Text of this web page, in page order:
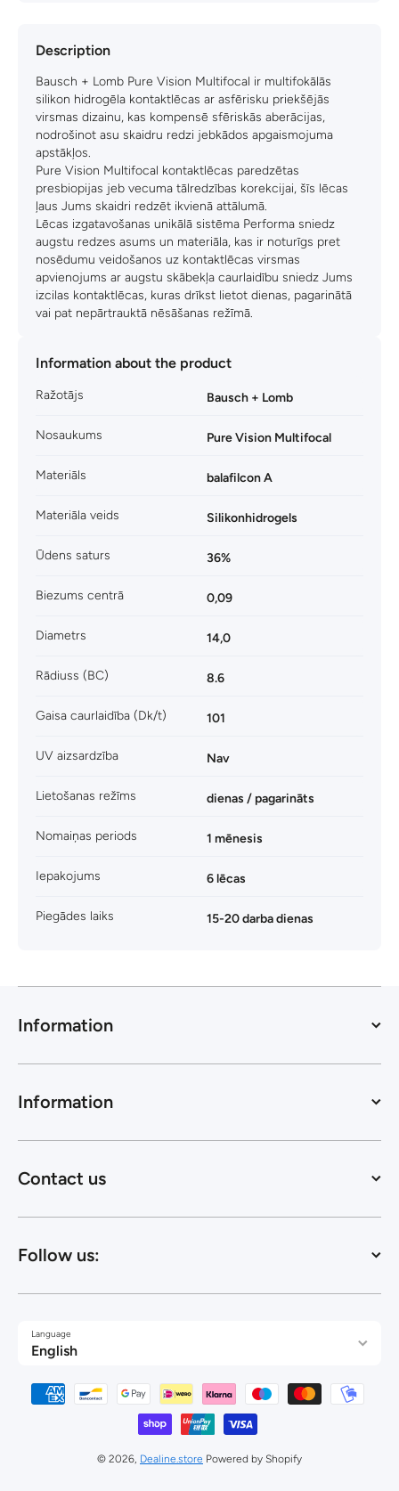
Description
Bausch + Lomb Pure Vision Multifocal ir multifokālās
silikon hidrogēla kontaktlēcas ar asfērisku priekšējās
virsmas dizainu, kas kompensē sfēriskās aberācijas,
nodrošinot asu skaidru redzi jebkādos apgaismojuma
apstākļos.
Pure Vision Multifocal kontaktlēcas paredzētas
presbiopijas jeb vecuma tālredzības korekcijai, šīs lēcas
ļaus Jums skaidri redzēt ikvienā attālumā.
Lēcas izgatavošanas unikālā sistēma Performa sniedz
augstu redzes asums un materiāla, kas ir noturīgs pret
nosēdumu veidošanos uz kontaktlēcas virsmas
apvienojums ar augstu skābekļa caurlaidību sniedz Jums
izcilas kontaktlēcas, kuras drīkst lietot dienas, pagarinātā
vai pat nepārtrauktā nēsāšanas režīmā.
Information about the product
Ražotājs Bausch + Lomb
Nosaukums Pure Vision Multifocal
Materiāls balafilcon A
Materiāla veids Silikonhidrogels
Ūdens saturs 36%
Biezums centrā 0,09
Diametrs 14,0
Rādiuss (BC) 8.6
Gaisa caurlaidība (Dk/t) 101
UV aizsardzība Nav
Lietošanas režīms dienas / pagarināts
Nomaiņas periods 1 mēnesis
Iepakojums 6 lēcas
Piegādes laiks 15-20 darba dienas
Information
Information
Contact us
Follow us:
Language
English
Payment methods
© 2026, Dealine.store Powered by Shopify